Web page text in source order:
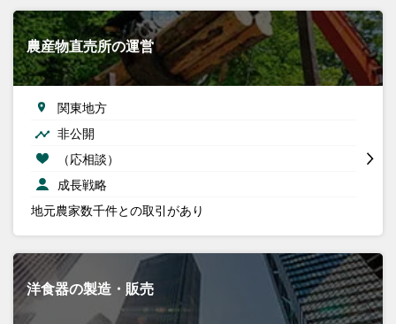
農産物直売所の運営
関東地方
非公開
（応相談）
成長戦略
地元農家数千件との取引があり
洋食器の製造・販売